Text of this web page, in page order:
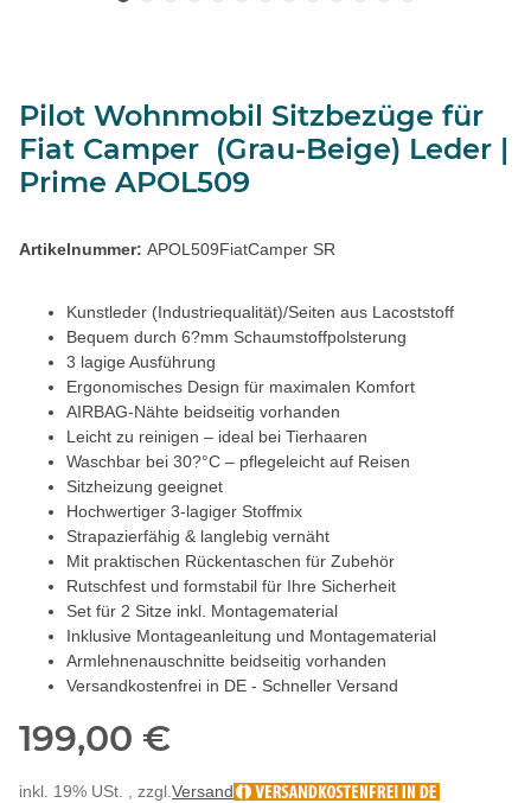
Pilot Wohnmobil Sitzbezüge für
Fiat Camper (Grau-Beige) Leder |
Prime APOL509
Artikelnummer: APOL509FiatCamper SR
Kunstleder (Industriequalität)/Seiten aus Lacoststoff
Bequem durch 6?mm Schaumstoffpolsterung
3 lagige Ausführung
Ergonomisches Design für maximalen Komfort
AIRBAG-Nähte beidseitig vorhanden
Leicht zu reinigen – ideal bei Tierhaaren
Waschbar bei 30?°C – pflegeleicht auf Reisen
Sitzheizung geeignet
Hochwertiger 3-lagiger Stoffmix
Strapazierfähig & langlebig vernäht
Mit praktischen Rückentaschen für Zubehör
Rutschfest und formstabil für Ihre Sicherheit
Set für 2 Sitze inkl. Montagematerial
Inklusive Montageanleitung und Montagematerial
Armlehnenauschnitte beidseitig vorhanden
Versandkostenfrei in DE - Schneller Versand
199,00 €
inkl. 19% USt. , zzgl. Versand